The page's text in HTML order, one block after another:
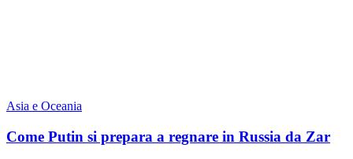
Asia e Oceania
Come Putin si prepara a regnare in Russia da Zar